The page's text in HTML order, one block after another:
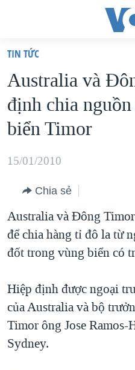
truy
cập
Tới
nội
chính
hướng
chính
Đi
"Tìm"
VIỆT NAM
HOA KỲ
BIỂN ĐÔNG
THẾ GIỚI
DIỄN ĐÀN
MỤC
TỰ DO BÁO CHÍ
VẠCH TRẦN TIN GIẢ
NGƯỜI VIỆT HẢI NGOẠI
ĐỜI SỐNG
KINH TẾ
KHOA HỌC
CHUYÊN ĐỀ
CHIẾN TRANH THƯƠNG
HÀNH TRÌNH BẦU CỬ 2024
GIẢI MÃ VÀNH ĐAI & CON
HỌC TIẾNG ANH
VIDEO
NGHE
MẠNG XÃ HỘI
TIN TỨC
Australia và
định chia
biển Timor
15/01/2010
Chia sẻ
Australia và Đông
để chia hàng tỉ đô la từ
đốt trong vùng biển có
Hiệp định được ngoại
của Australia và bộ
Timor ông Jose
Sydney.